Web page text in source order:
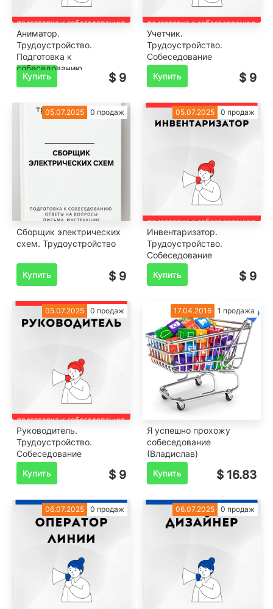
Аниматор.
Трудоустройство.
Подготовка к
собеседованию.
Купить $ 9
Учетчик.
Трудоустройство.
Собеседование
Купить
$ 9
05.07.2025 0 продаж
Сборщик электрических
схем. Трудоустройство
Купить $ 9
05.07.2025 0 продаж
Инвентаризатор.
Трудоустройство.
Собеседование
Купить
$ 9
05.07.2025 0 продаж
Руководитель.
Трудоустройство.
Собеседование
Купить
$ 9
17.04.2016 1 продажа
Я успешно прохожу
собеседование
(Владислав)
Купить
$ 16.83
06.07.2025 0 продаж 06.07.2025 0 продаж